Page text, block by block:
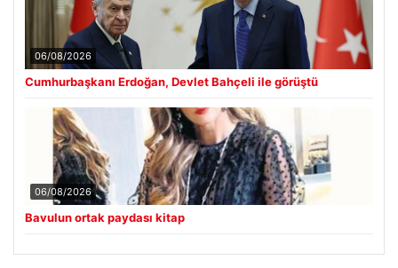
06/08/2026
Cumhurbaşkanı Erdoğan, Devlet Bahçeli ile görüştü
06/08/2026
Bavulun ortak paydası kitap